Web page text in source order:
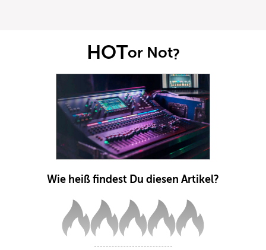
HOTor Not?
Wie heiß findest Du diesen Artikel?